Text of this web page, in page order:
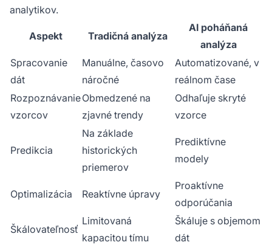
analytikov.
Aspekt Tradičná analýza
AI poháňaná
analýza
Spracovanie
dát
Manuálne, časovo
náročné
Automatizované, v
reálnom čase
Rozpoznávanie
vzorcov
Obmedzené na
zjavné trendy
Odhaľuje skryté
vzorce
Predikcia
Na základe
historických
priemerov
Prediktívne
modely
Optimalizácia Reaktívne úpravy
Proaktívne
odporúčania
Škálovateľnosť
Limitovaná
kapacitou tímu
Škáluje s objemom
dát